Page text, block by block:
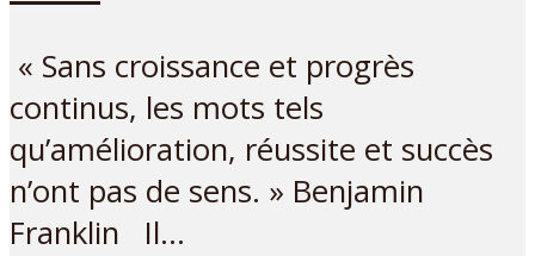
« Sans croissance et progrès
continus, les mots tels
qu’amélioration, réussite et succès
n’ont pas de sens. » Benjamin
Franklin Il...